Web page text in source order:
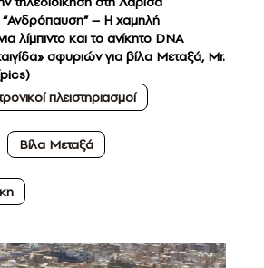
“Ανδρόπαυση” – Η χαμηλή
λίμπιντο και το ανίκητο DNA
σφυριών για βίλα Μεταξά, Mr.
πλειστηριασμοί
Βίλα Μεταξά